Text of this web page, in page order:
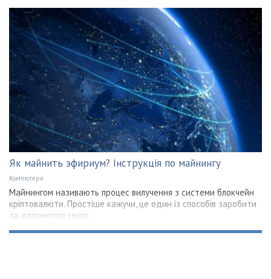
Як майнить эфириум? Інструкція по майнингу
Компютери
Майнингом називають процес вилучення з системи блокчейн
кріптовалюти. Простіше кажучи, це один із способів заробити
за допомогою свого